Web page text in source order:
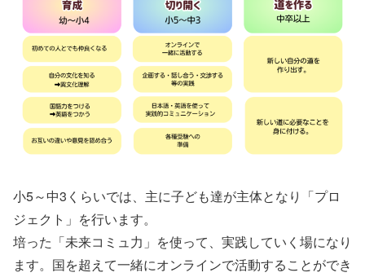
小5～中3くらいでは、主に子ども達が主体となり「プロ
ジェクト」を行います。
培った「未来コミュ力」を使って、実践していく場になり
ます。国を超えて一緒にオンラインで活動することができ